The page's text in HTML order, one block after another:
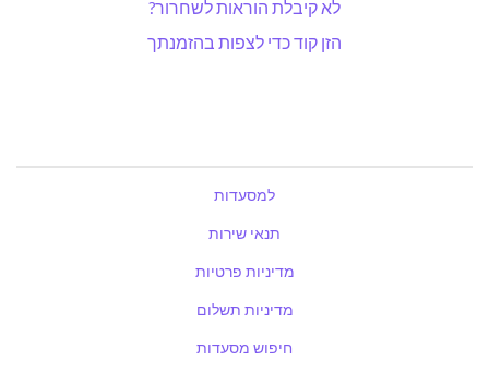
לא קיבלת הוראות לשחרור?
הזן קוד כדי לצפות בהזמנתך
למסעדות
תנאי שירות
מדיניות פרטיות
מדיניות תשלום
חיפוש מסעדות